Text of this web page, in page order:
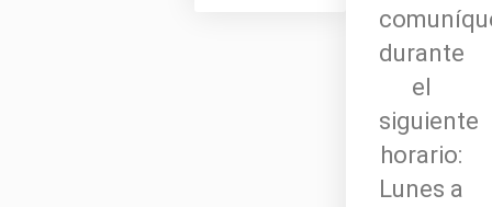
durante
el
siguiente
horario:
Lunes a